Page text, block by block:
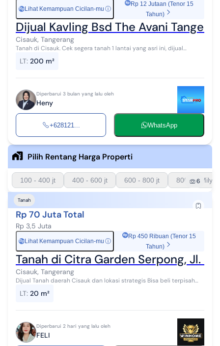
Rp Lihat Kemampuan Cicilan-mu ⓘ
Rp 12 Jutaan (Tenor 15
Tahun)
Dijual Kavling Bsd The Avani
Cisauk, Tangerang
Tanah di Cisauk. Cek segera tanah 1 lantai yang asri ini, dijual
yang menginginkan...
LT: 200 m²
Diperbarui 3 bulan yang lalu oleh
Heny
+628121... WhatsApp
Pilih Rentang Harga Properti
100 - 400 jt 400 - 600 jt 600 - 800 jt 800 - 1 Milyar
6
Tanah
Rp 70 Juta Total
Rp 3,5 Juta
Rp Lihat Kemampuan Cicilan-mu ⓘ
Rp 450 Ribuan (Tenor 15
Tahun)
Tanah di Citra Garden Serpong, Jl.
Cisauk, Tangerang
Dijual Tanah daerah Cisauk dan lokasi strategis Bisa beli terpisah
SHM atas 1Pem...
LT: 20 m²
Diperbarui 2 hari yang lalu oleh
FELI